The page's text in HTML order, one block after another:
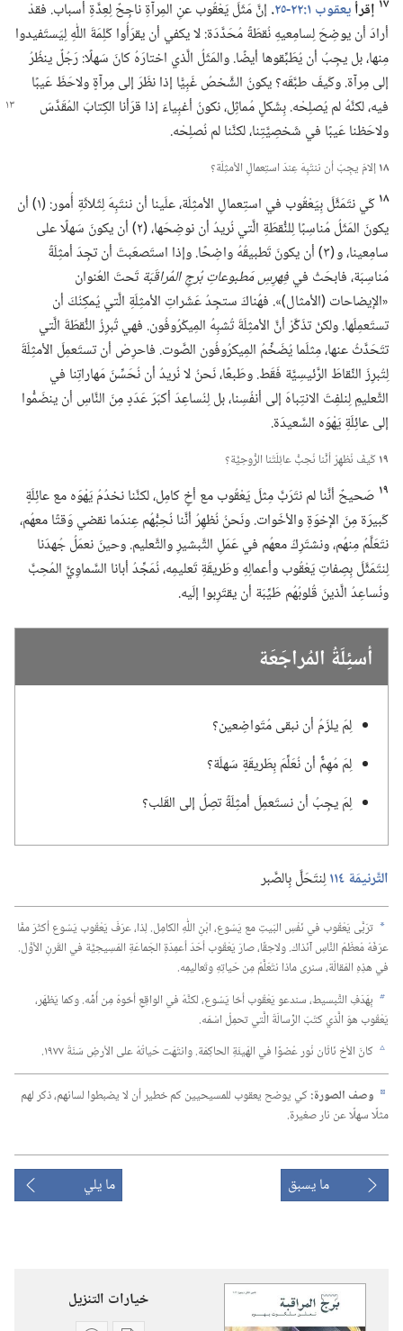
١٧ إقرأيعقوب ١:‏٢٢-‏٢٥ ‏.‏ إنَّ مَثَلَ يَعْقُوب عنِ المِرآةِ ناجِحٌ لِعِدَّةِ أسباب.‏ فقدْ
أرادَ أن يوضِحَ لِسامِعيهِ نُقطَةً مُحَدَّدَة:‏ لا يكفي أن يقرَأُوا كَلِمَةَ اللّٰهِ لِيَستَفيدوا
مِنها،‏ بل يجِبُ أن يُطَبِّقوها أيضًا.‏ والمَثَلُ الَّذي اختارَهُ كانَ سَهلًا:‏ رَجُلٌ ينظُرُ
إلى مِرآة.‏ وكَيفَ طبَّقَه؟‏ يكونُ الشَّخصُ غَبِيًّا إذا نظَرَ إلى مِرآةٍ ولاحَظَ عَيبًا
فيه،‏ لكنَّهُ لم يُصلِحْه.‏ بِشَكلٍ مُماثِل،‏ نكونُ أغبِياءَ إذا قرَأنا الكِتابَ المُقَدَّسَ
ولاحَظنا عَيبًا في شَخصِيَّتِنا،‏ لكنَّنا لم نُصلِحْه.‏
١٨إلامَ يجِبُ أن ننتَبِهَ عِندَ استِعمالِ الأمثِلَة؟‏
١٨
كَي نتَمَثَّلَ بِيَعْقُوب في استِعمالِ الأمثِلَة،‏ علَينا أن ننتَبِهَ لِثَلاثَةِ أُمور:‏ (‏١)‏ أن
يكونَ المَثَلُ مُناسِبًا لِلنُّقطَةِ الَّتي نُريدُ أن نوضِحَها،‏ (‏٢)‏ أن يكونَ سَهلًا على
سامِعينا،‏ و (‏٣)‏ أن يكونَ تَطبيقُهُ واضِحًا.‏ وإذا استَصعَبتَ أن تجِدَ أمثِلَةً
مُناسِبَة،‏ فابحَثْ فيفِهرِسِ مَطبوعاتِ بُرجِ المُراقَبَةتَحتَ العُنوان
«الإيضاحات (‏الأمثال)‏».‏ فهُناكَ ستجِدُ عَشَراتِ الأمثِلَةِ الَّتي يُمكِنُكَ أن
تستَعمِلَها.‏ ولكنْ تذَكَّرْ أنَّ الأمثِلَةَ تُشبِهُ المِيكْرُوفُون.‏ فهي تُبرِزُ النُّقطَةَ الَّتي
تتَحَدَّثُ عنها،‏ مِثلَما يُضَخِّمُ المِيكرُوفُون الصَّوت.‏ فاحرِصْ أن تستَعمِلَ الأمثِلَةَ
لِتُبرِزَ النِّقاطَ الرَّئيسِيَّة فَقَط.‏ وطَبعًا،‏ نَحنُ لا نُريدُ أن نُحَسِّنَ مَهاراتِنا في
التَّعليمِ لِنلفِتَ الانتِباهَ إلى أنفُسِنا،‏ بل لِنُساعِدَ أكبَرَ عَدَدٍ مِنَ النَّاسِ أن ينضَمُّوا
إلى عائِلَةِ يَهْوَه السَّعيدَة.‏
١٩كَيفَ نُظهِرُ أنَّنا نُحِبُّ عائِلَتَنا الرُّوحِيَّة؟‏
١٩ صَحيحٌ أنَّنا لم نتَرَبَّ مِثلَ يَعْقُوب مع أخٍ كامِل،‏ لكنَّنا نخدُمُ يَهْوَه مع عائِلَةٍ
كَبيرَة مِنَ الإخوَةِ والأخَوات.‏ ونَحنُ نُظهِرُ أنَّنا نُحِبُّهُم عِندَما نقضي وَقتًا معهُم،‏
نتَعَلَّمُ مِنهُم،‏ ونشتَرِكُ معهُم في عَمَلِ التَّبشيرِ والتَّعليم.‏ وحينَ نعمَلُ جُهدَنا
لِنتَمَثَّلَ بِصِفاتِ يَعْقُوب وأعمالِهِ وطَريقَةِ تَعليمِه،‏ نُمَجِّدُ أبانا السَّماوِيَّ المُحِبَّ
ونُساعِدُ الَّذينَ قُلوبُهُم طَيِّبَة أن يقتَرِبوا إلَيه.‏
أسئِلَةُ المُراجَعَة
لِمَ يلزَمُ أن نبقى مُتَواضِعين؟‏
لِمَ مُهِمٌّ أن نُعَلِّمَ بِطَريقَةٍ سَهلَة؟‏
لِمَ يجِبُ أن نستَعمِلَ أمثِلَةً تصِلُ إلى القَلب؟‏
التَّرنيمَة ١١٤ لِنتَحَلَّ بِالصَّبر
a ترَبَّى يَعْقُوب في نَفْسِ البَيتِ مع يَسُوع،‏ ابْنِ اللّٰهِ الكامِل.‏ لِذا،‏ عرَفَ يَعْقُوب يَسُوع أكثَرَ ممَّا
عرَفَهُ مُعظَمُ النَّاسِ آنَذاك.‏ ولاحِقًا،‏ صارَ يَعْقُوب أحَدَ أعمِدَةِ الجَماعَةِ المَسِيحِيَّة في القَرنِ الأوَّل.‏
في هذِهِ المَقالَة،‏ سنرى ماذا نتَعَلَّمُ مِن حَياتِهِ وتَعاليمِه.‏
b بِهَدَفِ التَّبسيط،‏ سندعو يَعْقُوب أخا يَسُوع،‏ لكنَّهُ في الواقِعِ أخوهُ مِن أُمِّه.‏ وكما يَظهَر،‏
يَعْقُوب هوَ الَّذي كتَبَ الرِّسالَةَ الَّتي تحمِلُ اسْمَه.‏
c كانَ الأخ نَاثَان نُور عُضوًا في الهَيئَةِ الحاكِمَة.‏ وانتَهَت حَياتُهُ على الأرضِ سَنَةَ ١٩٧٧.‏
d وصف الصورة:‏كي يوضح يعقوب للمسيحيين كم خطير أن لا يضبطوا لسانهم،‏ ذكر لهم
مثلًا سهلًا عن نار صغيرة.‏
ما يسبق ما يلي
خيارات التنزيل